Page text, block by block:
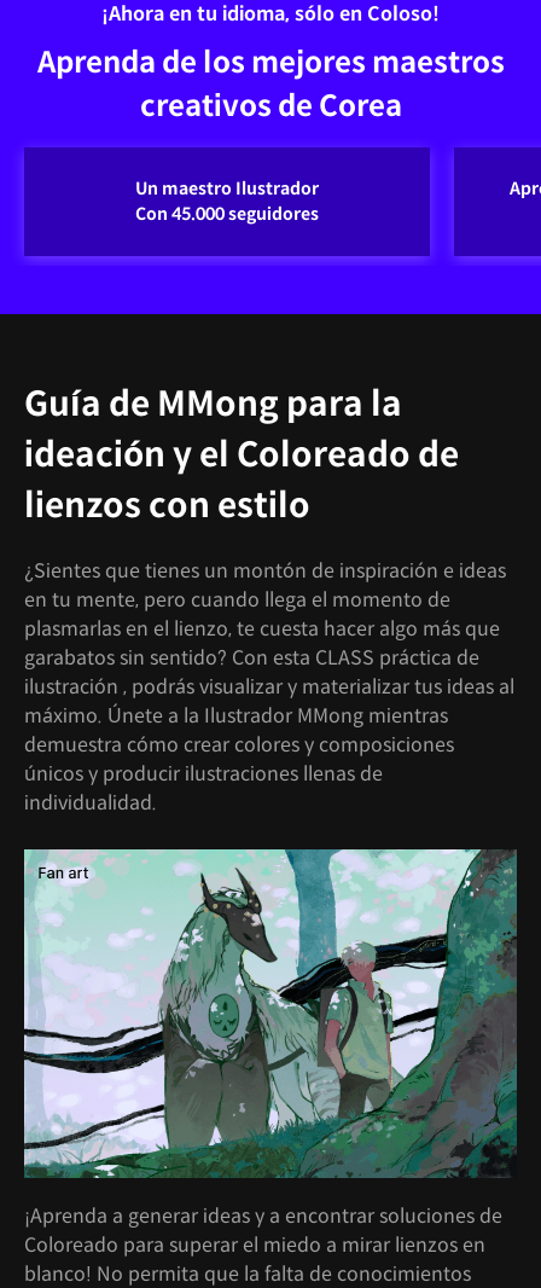
¡Ahora en tu idioma, sólo en Coloso!
Aprenda de los mejores maestros
creativos de Corea
Un maestro Ilustrador
Con 45.000 seguidores
Guía de MMong para la
ideación y el Coloreado de
lienzos con estilo
¿Sientes que tienes un montón de inspiración e ideas
en tu mente, pero cuando llega el momento de
plasmarlas en el lienzo, te cuesta hacer algo más que
garabatos sin sentido? Con esta CLASS práctica de
ilustración , podrás visualizar y materializar tus ideas al
máximo. Únete a la Ilustrador MMong mientras
demuestra cómo crear colores y composiciones
únicos y producir ilustraciones llenas de
individualidad.
¡Aprenda a generar ideas y a encontrar soluciones de
Coloreado para superar el miedo a mirar lienzos en
blanco! No permita que la falta de conocimientos